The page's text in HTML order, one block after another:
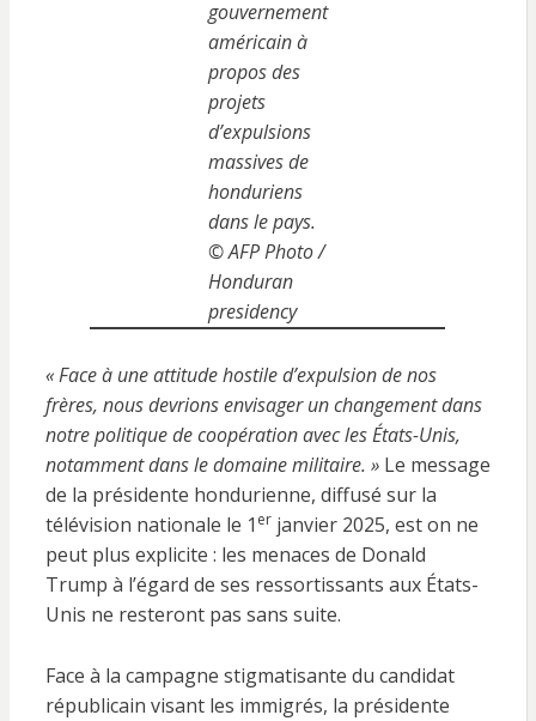
gouvernement
américain à
propos des
projets
d’expulsions
massives de
honduriens
dans le pays.
© AFP Photo /
Honduran
presidency
« Face à une attitude hostile d’expulsion de nos
frères, nous devrions envisager un changement dans
notre politique de coopération avec les États-Unis,
notamment dans le domaine militaire. »Le message
de la présidente hondurienne, diffusé sur la
télévision nationale le 1 erjanvier 2025, est on ne
peut plus explicite : les menaces de Donald
Trump à l’égard de ses ressortissants aux États-
Unis ne resteront pas sans suite.
Face à la campagne stigmatisante du candidat
républicain visant les immigrés, la présidente